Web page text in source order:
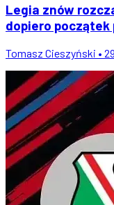
Legia znów
dopiero początek
Tomasz Cieszyński •